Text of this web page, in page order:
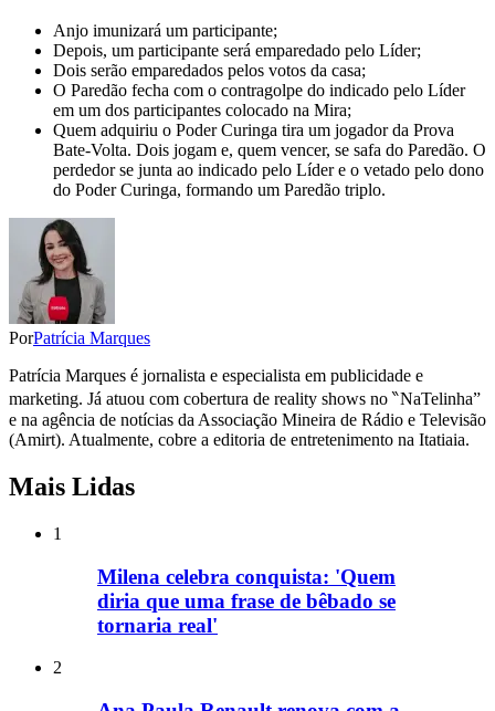
Anjo imunizará um participante;
Depois, um participante será emparedado pelo Líder;
Dois serão emparedados pelos votos da casa;
O Paredão fecha com o contragolpe do indicado pelo Líder
em um dos participantes colocado na Mira;
Quem adquiriu o Poder Curinga tira um jogador da Prova
Bate-Volta. Dois jogam e, quem vencer, se safa do Paredão. O
perdedor se junta ao indicado pelo Líder e o vetado pelo dono
do Poder Curinga, formando um Paredão triplo.
PorPatrícia Marques
Patrícia Marques é jornalista e especialista em publicidade e
marketing. Já atuou com cobertura de reality shows no ‶NaTelinha”
e na agência de notícias da Associação Mineira de Rádio e Televisão
(Amirt). Atualmente, cobre a editoria de entretenimento na Itatiaia.
Mais Lidas
1
Milena celebra conquista: 'Quem
diria que uma frase de bêbado se
tornaria real'
2